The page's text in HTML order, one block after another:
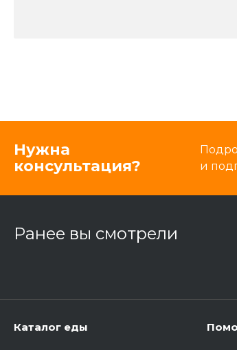
Нужна
консультация?
и
Ранее вы смотрели
Каталог еды